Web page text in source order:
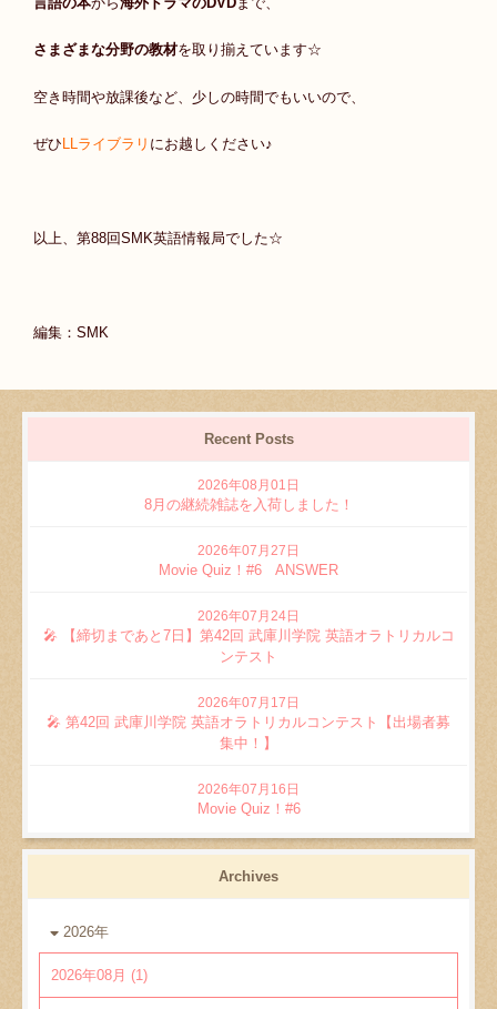
さまざまな分野の教材を取り揃えています☆
空き時間や放課後など、少しの時間でもいいので、
ぜひ LLライブラリ にお越しください♪
以上、第88回SMK英語情報局でした☆
編集：SMK
Recent Posts
2026年08月01日
8月の継続雑誌を入荷しました！
2026年07月27日
Movie Quiz！#6 ANSWER
2026年07月24日
🎤 【締切まであと7日】第42回 武庫川学院 英語オラトリカルコ
ンテスト
2026年07月17日
🎤 第42回 武庫川学院 英語オラトリカルコンテスト【出場者募
集中！】
2026年07月16日
Movie Quiz！#6
Archives
2026年
2026年08月 (1)